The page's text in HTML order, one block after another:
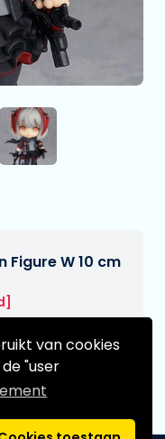
van cookies
"user
W 10 cm